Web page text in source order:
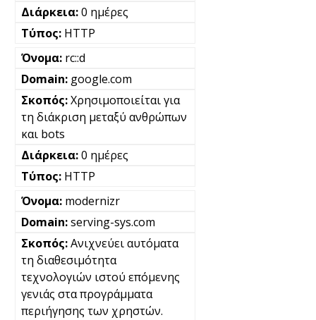
0 ημέρες
HTTP
rc::d
google.com
Χρησιμοποιείται για
τη διάκριση μεταξύ ανθρώπων
και bots
0 ημέρες
HTTP
modernizr
serving-sys.com
Ανιχνεύει αυτόματα
τη διαθεσιμότητα
τεχνολογιών ιστού επόμενης
γενιάς στα προγράμματα
περιήγησης των χρηστών.